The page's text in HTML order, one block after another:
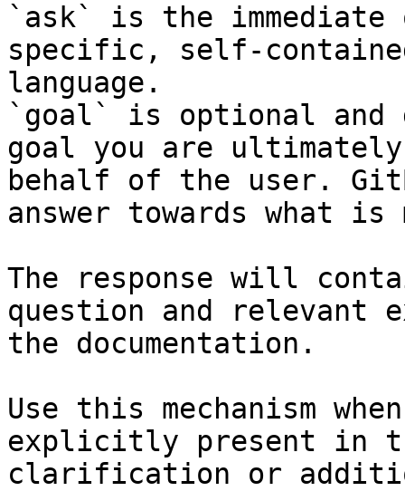
`ask` is the
specific, self-
language.
`goal` is optional and
goal you are
behalf of the user.
answer towards what
The response will
question and relevant
the documentation.
Use this mechanism
explicitly present in
clarification or